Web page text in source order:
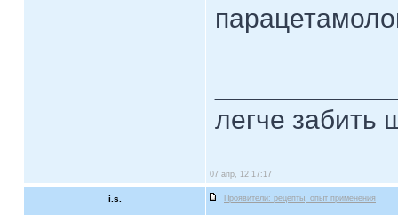
легче забить
07 апр, 12 17:17
i.s. Проявители: рецепты, опыт применения